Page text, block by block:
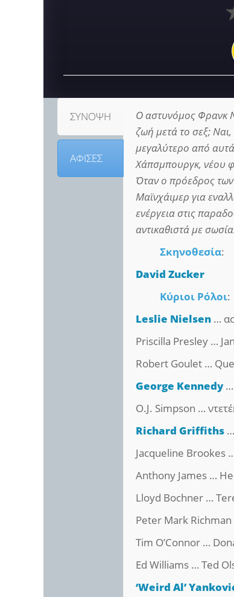
ΣΥΝΟΨΗ
ΑΦΙΣΕΣ
Ο αστυνόμος Φρανκ
ζωή μετά το σεξ;
μεγαλύτερο από
Χάπσμπουργκ, νέου
Όταν ο πρόεδρος των
Μαϊνχάιμερ για
ενέργεια στις
αντικαθιστά με
Σκηνοθεσία:
David Zucker
Κύριοι Ρόλοι:
Leslie Nielsen …
Priscilla Presley …
Robert Goulet …
George Kennedy…
O.J. Simpson …
Richard Griffiths
Jacqueline Brookes
Anthony James …
Lloyd Bochner …
Peter Mark
Tim O’Connor …
Ed Williams … Ted
‘Weird Al’